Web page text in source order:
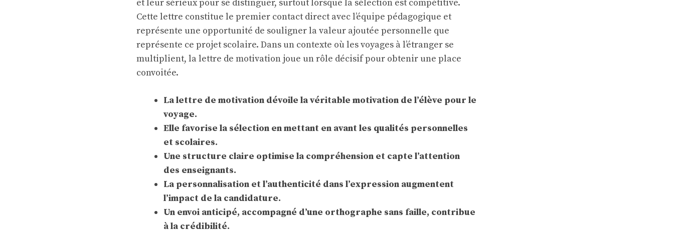
et leur sérieux pour se distinguer, surtout lorsque la sélection est compétitive.
Cette lettre constitue le premier contact direct avec l’équipe pédagogique et
représente une opportunité de souligner la valeur ajoutée personnelle que
représente ce projet scolaire. Dans un contexte où les voyages à l’étranger se
multiplient, la lettre de motivation joue un rôle décisif pour obtenir une place
convoitée.
La lettre de motivation dévoile la véritable motivation de l’élève pour le
voyage.
Elle favorise la sélection en mettant en avant les qualités personnelles
et scolaires.
Une structure claire optimise la compréhension et capte l’attention
des enseignants.
La personnalisation et l’authenticité dans l’expression augmentent
l’impact de la candidature.
Un envoi anticipé, accompagné d’une orthographe sans faille, contribue
à la crédibilité.